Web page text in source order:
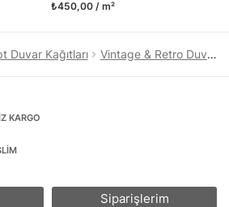
₺450,00 / m²
Duvar Kağıtları Vintage & Retro Duvar Kağıtları
KARGO
Siparişlerim